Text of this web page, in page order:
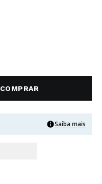
COMPRAR
Saiba mais